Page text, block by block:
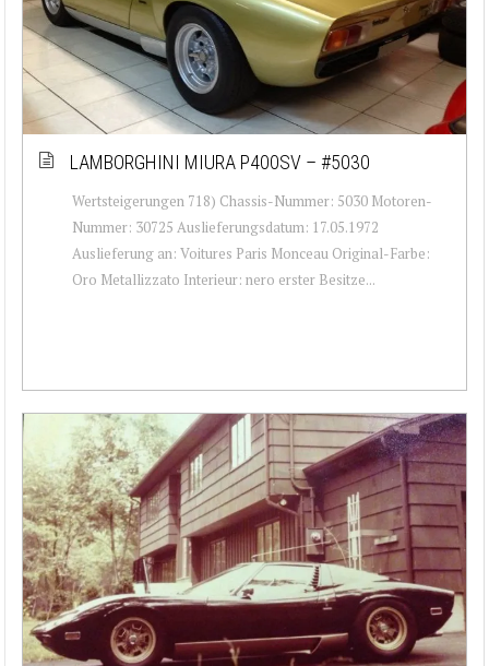
LAMBORGHINI MIURA P400SV – #5030
Wertsteigerungen 718) Chassis-Nummer: 5030 Motoren-
Nummer: 30725 Auslieferungsdatum: 17.05.1972
Auslieferung an: Voitures Paris Monceau Original-Farbe:
Oro Metallizzato Interieur: nero erster Besitze...